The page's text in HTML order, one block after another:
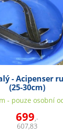
- Acipenser
(25-30cm)
- pouze osobní
699,-
607,83